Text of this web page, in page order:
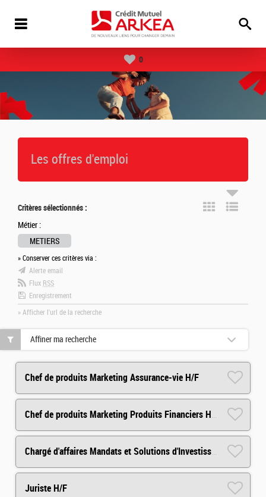
0
Les offres d'emploi
Critères sélectionnés :
Métier :
METIERS
» Conserver ces critères via :
Alerte email
Flux RSS
Enregistrement
» Afficher l'url de la recherche
Chef de produits Marketing Assurance-vie H/F
Chef de produits Marketing Produits Financiers H/F
Chargé d'affaires Mandats et Solutions d'Investissements Arkéa Capital H/F
Juriste H/F
Affiner ma recherche